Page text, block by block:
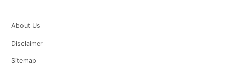
About Us
Disclaimer
Sitemap